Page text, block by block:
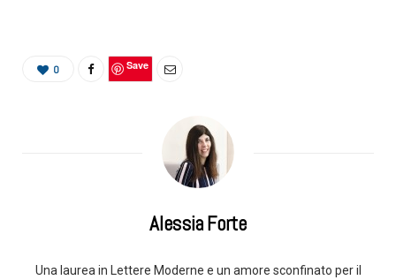
0 Save
Alessia Forte
Una laurea in Lettere Moderne e un amore sconfinato per il